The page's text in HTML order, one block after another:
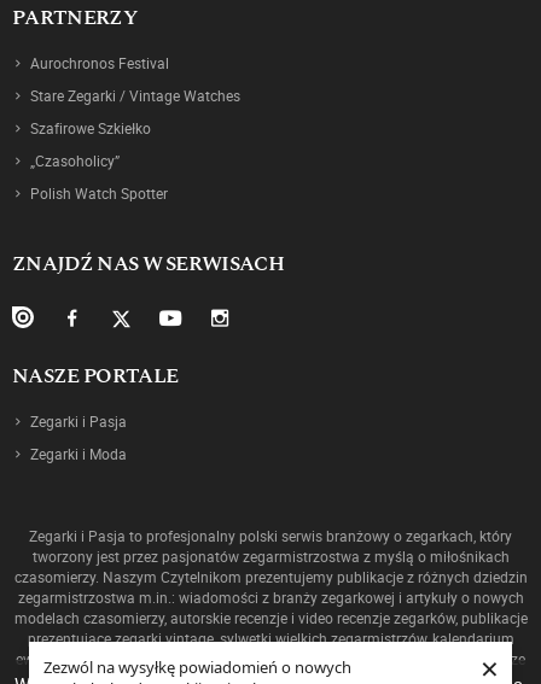
Zezwól na wysyłkę powiadomień o nowych
×
PARTNERZY
Aurochronos Festival
Stare Zegarki / Vintage Watches
Szafirowe Szkiełko
„Czasoholicy”
Polish Watch Spotter
ZNAJDŹ NAS W SERWISACH
NASZE PORTALE
Zegarki i Pasja
Zegarki i Moda
Zegarki i Pasja to profesjonalny polski serwis branżowy o zegarkach, który
tworzony jest przez pasjonatów zegarmistrzostwa z myślą o miłośnikach
czasomierzy. Naszym Czytelnikom prezentujemy publikacje z różnych dziedzin
zegarmistrzostwa m.in.: wiadomości z branży zegarkowej i artykuły o nowych
modelach czasomierzy, autorskie recenzje i video recenzje zegarków, publikacje
prezentujące zegarki vintage, sylwetki wielkich zegarmistrzów, kalendarium
ewolucji mechanizmów oraz historię zegarmistrzostwa, a także ciekawostki ze
świata zegarków!